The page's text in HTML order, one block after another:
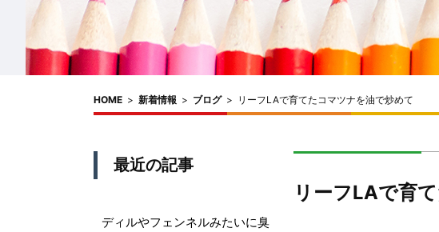
HOME > 新着情報 > ブログ> リーフLAで育てたコマツナを油で炒めて
リーフLAで育
最近の記事
ディルやフェンネルみたいに臭